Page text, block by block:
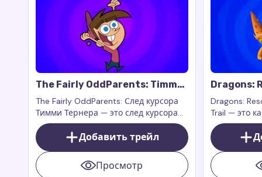
The Fairly OddParents: Timmy
Turner Cursor Trail
The Fairly OddParents: След курсора
Тимми Тернера — это след курсора
для мыши, который добавляет
энергию, веселье и очарование
вашему браузеру
Добавить трейл
Просмотр
Dragons:
Zeppla
Dragons:
Trail — это
Зепплой из
Riders.
быстрый и
всегда